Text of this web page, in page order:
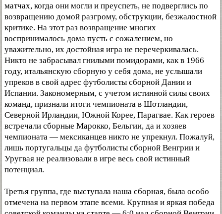
матчах, когда они могли и преуспеть, не подверглись по
возвращению домой разгрому, обструкции, безжалостной
критике. На этот раз возвращение многих
воспринималось дома пусть с сожалением, но
уважительно, их достойная игра не перечеркивалась.
Никто не забрасывал гнилыми помидорами, как в 1966
году, итальянскую сборную у себя дома, не услышали
упреков в свой адрес футболисты сборной Дании и
Испании. Закономерным, с учетом истинной силы своих
команд, признали итоги чемпионата в Шотландии,
Северной Ирландии, Южной Корее, Парагвае. Как героев
встречали сборные Марокко, Бельгии, да и хозяев
чемпионата — мексиканцев никто не упрекнул. Пожалуй,
лишь португальцы да футболисты сборной Венгрии и
Уругвая не реализовали в игре весь свой истинный
потенциал.
Третья группа, где выступала наша сборная, была особо
отмечена на первом этапе всеми. Крупная и яркая победа